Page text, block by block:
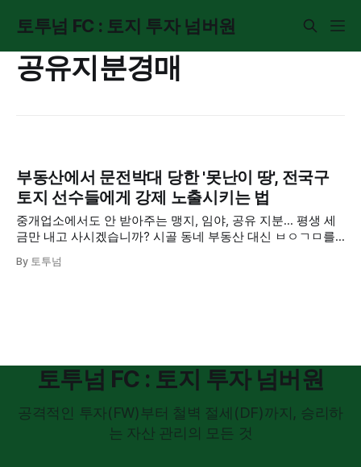
토투넘 FC : 토지 투자 넘버원
공유지분경매
부동산에서 문전박대 당한 '못난이 땅', 전국구
토지 선수들에게 강제 노출시키는 법
중개업소에서도 안 받아주는 맹지, 임야, 공유 지분... 평생 세
금만 내고 사시겠습니까? 시골 동네 부동산 대신 ㅂㅇㄱㅁ를
을 공개합니다.
By 토투넘
토투넘 FC : 토지 투자 넘버원
공격적인 투자(FW)부터 철벽 절세(DF)까지, 승리하
는 자산 관리의 모든 것